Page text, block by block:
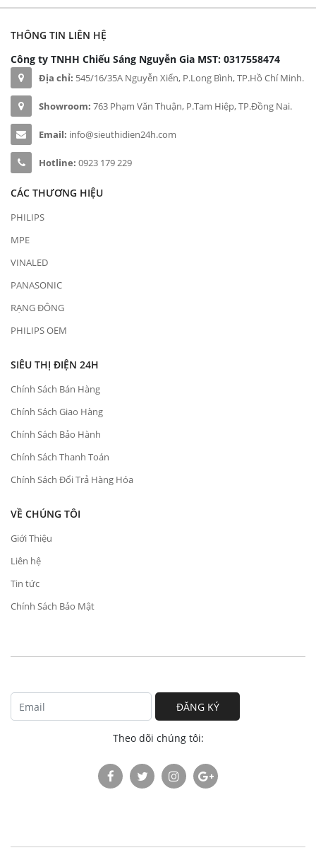
THÔNG TIN LIÊN HỆ
Công ty TNHH Chiếu Sáng Nguyễn Gia MST: 0317558474
Địa chỉ: 545/16/35A Nguyễn Xiển, P.Long Bình, TP.Hồ Chí Minh.
Showroom: 763 Phạm Văn Thuận, P.Tam Hiệp, TP.Đồng Nai.
Email: info@sieuthidien24h.com
Hotline: 0923 179 229
CÁC THƯƠNG HIỆU
PHILIPS
MPE
VINALED
PANASONIC
RẠNG ĐÔNG
PHILIPS OEM
SIÊU THỊ ĐIỆN 24H
Chính Sách Bán Hàng
Chính Sách Giao Hàng
Chính Sách Bảo Hành
Chính Sách Thanh Toán
Chính Sách Đổi Trả Hàng Hóa
VỀ CHÚNG TÔI
Giới Thiệu
Liên hệ
Tin tức
Chính Sách Bảo Mật
ĐĂNG KÝ
Theo dõi chúng tôi: